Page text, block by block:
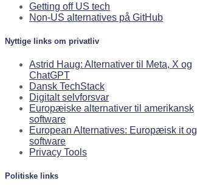
Getting off US tech
Non-US alternatives på GitHub
Nyttige links om privatliv
Astrid Haug: Alternativer til Meta, X og
ChatGPT
Dansk TechStack
Digitalt selvforsvar
Europæiske alternativer til amerikansk
software
European Alternatives: Europæisk it og
software
Privacy Tools
Politiske links